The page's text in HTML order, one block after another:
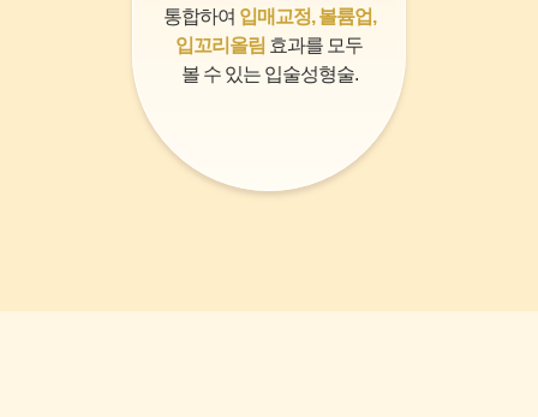
통합하여 입매교정,볼륨업,
입꼬리올림 효과를 모두
볼 수 있는 입술성형술.